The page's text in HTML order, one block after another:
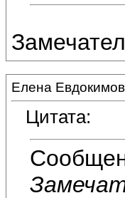
Елена
Цитата: